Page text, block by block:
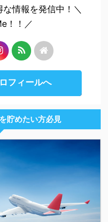
情報を発信中！＼
！！／
フィールへ
貯めたい方必見